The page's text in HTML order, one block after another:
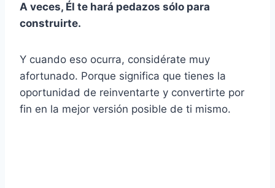
A veces, Él te hará pedazos sólo para
construirte.
Y cuando eso ocurra, considérate muy
afortunado. Porque significa que tienes la
oportunidad de reinventarte y convertirte por
fin en la mejor versión posible de ti mismo.